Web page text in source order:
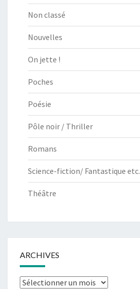
Non classé
Nouvelles
On jette !
Poches
Poésie
Pôle noir / Thriller
Romans
Science-fiction/ Fantastique etc.
Théâtre
ARCHIVES
Archives